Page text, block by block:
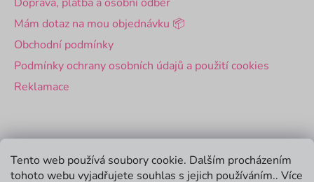
Tento web používá soubory cookie. Dalším procházením
tohoto webu vyjadřujete souhlas s jejich používáním.. Více
Mám dotaz na mou objednávku 📦
Obchodní podmínky
Podmínky ochrany osobních údajů a použití cookies
Reklamace
Velkoobchod